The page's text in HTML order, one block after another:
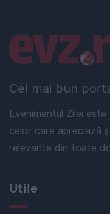
Cel mai bun
Evenimentul Zilei
celor care apreciază
relevante din toate
Linkuri utile
Utile